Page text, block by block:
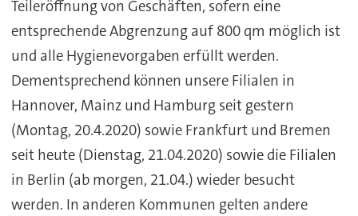
Teileröffnung von Geschäften, sofern eine
entsprechende Abgrenzung auf 800 qm möglich ist
und alle Hygienevorgaben erfüllt werden.
Dementsprechend können unsere Filialen in
Hannover, Mainz und Hamburg seit gestern
(Montag, 20.4.2020) sowie Frankfurt und Bremen
seit heute (Dienstag, 21.04.2020) sowie die Filialen
in Berlin (ab morgen, 21.04.) wieder besucht
werden. In anderen Kommunen gelten andere